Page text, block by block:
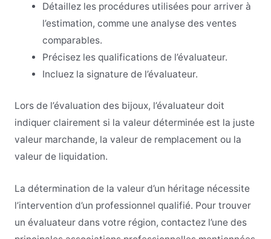
Détaillez les procédures utilisées pour arriver à
l’estimation, comme une analyse des ventes
comparables.
Précisez les qualifications de l’évaluateur.
Incluez la signature de l’évaluateur.
Lors de l’évaluation des bijoux, l’évaluateur doit
indiquer clairement si la valeur déterminée est la juste
valeur marchande, la valeur de remplacement ou la
valeur de liquidation.
La détermination de la valeur d’un héritage nécessite
l’intervention d’un professionnel qualifié. Pour trouver
un évaluateur dans votre région, contactez l’une des